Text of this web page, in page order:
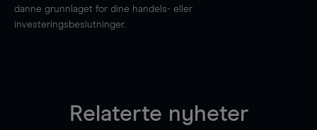
danne grunnlaget for dine handels- eller
investeringsbeslutninger.
Relaterte nyheter